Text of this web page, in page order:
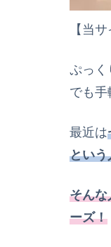
【当
ぷっく
でも手
最近は
という
そんな
ーズ！